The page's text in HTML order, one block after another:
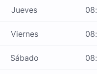
Jueves
Viernes
Sábado